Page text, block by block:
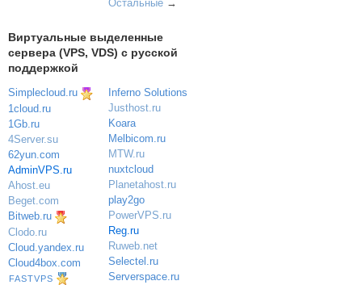
Остальные→
Виртуальные выделенные
сервера (VPS, VDS) с русской
поддержкой
Simplecloud.ru
1cloud.ru
1Gb.ru
4Server.su
62yun.com
AdminVPS.ru
Ahost.eu
Beget.com
Bitweb.ru
Clodo.ru
Cloud.yandex.ru
Cloud4box.com
FASTVPS
Inferno Solutions
Justhost.ru
Koara
Melbicom.ru
MTW.ru
nuxtcloud
Planetahost.ru
play2go
PowerVPS.ru
Reg.ru
Ruweb.net
Selectel.ru
Serverspace.ru